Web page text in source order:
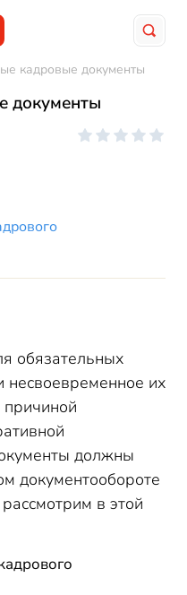
кадровые документы
документы
обязательных
несвоевременное их
должны
документообороте
в этой